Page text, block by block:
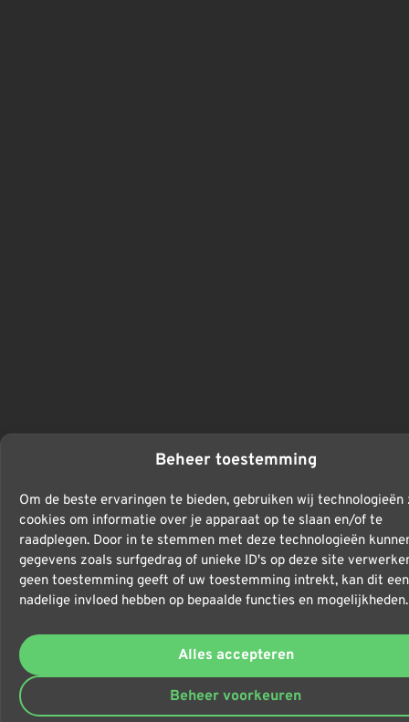
Beheer toestemming
Om de beste ervaringen te bieden, gebruiken wij technologieën
cookies om informatie over je apparaat op te slaan en/of te
raadplegen. Door in te stemmen met deze technologieën
gegevens zoals surfgedrag of unieke ID's op deze site
geen toestemming geeft of uw toestemming intrekt, kan dit een
nadelige invloed hebben op bepaalde functies en mogelijkheden.
Alles accepteren
Beheer voorkeuren